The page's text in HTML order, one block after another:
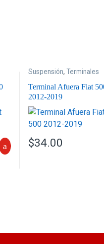
pueden elegir en la página
Suspensión, Terminales
Terminal Afuera Fiat
2012-2019
$34.00